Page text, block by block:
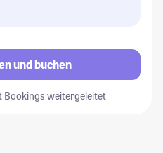
und buchen
weitergeleitet